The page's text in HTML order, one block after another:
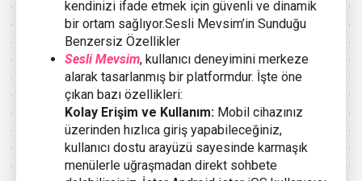
kendinizi ifade etmek için güvenli ve dinamik
bir ortam sağlıyor.Sesli Mevsim’in Sunduğu
Benzersiz Özellikler
Sesli Mevsim, kullanıcı deneyimini merkeze
alarak tasarlanmış bir platformdur. İşte öne
çıkan bazı özellikleri:
Kolay Erişim ve Kullanım: Mobil cihazınız
üzerinden hızlıca giriş yapabileceğiniz,
kullanıcı dostu arayüzü sayesinde karmaşık
menülerle uğraşmadan direkt sohbete